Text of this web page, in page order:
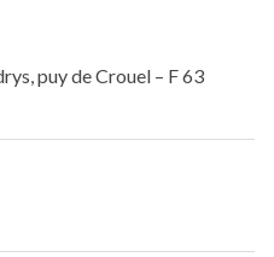
puy de Crouel – F 63